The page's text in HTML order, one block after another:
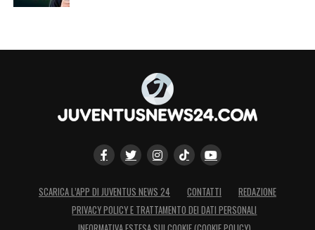
SCARICA L’APP DI JUVENTUS NEWS 24 CONTATTI
REDAZIONE
PRIVACY POLICY E TRATTAMENTO DEI DATI PERSONALI